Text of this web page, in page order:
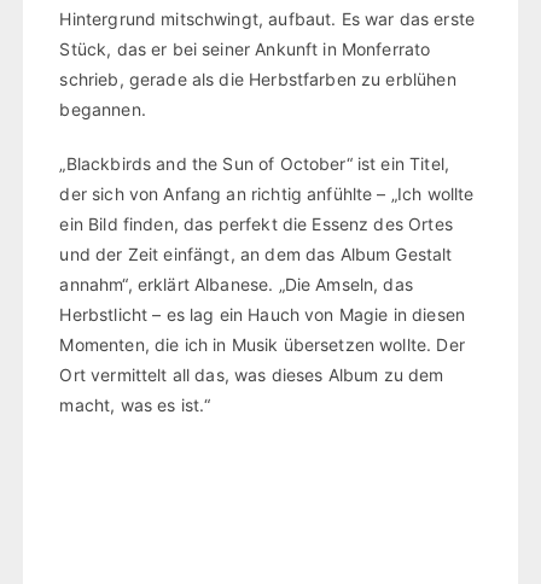
Hintergrund mitschwingt, aufbaut. Es war das erste
Stück, das er bei seiner Ankunft in Monferrato
schrieb, gerade als die Herbstfarben zu erblühen
begannen.
„Blackbirds and the Sun of October“ ist ein Titel,
der sich von Anfang an richtig anfühlte – „Ich wollte
ein Bild finden, das perfekt die Essenz des Ortes
und der Zeit einfängt, an dem das Album Gestalt
annahm“, erklärt Albanese. „Die Amseln, das
Herbstlicht – es lag ein Hauch von Magie in diesen
Momenten, die ich in Musik übersetzen wollte. Der
Ort vermittelt all das, was dieses Album zu dem
macht, was es ist.“